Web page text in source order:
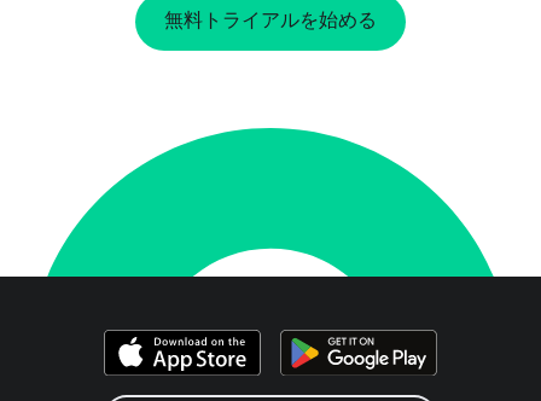
無料トライアルを始める